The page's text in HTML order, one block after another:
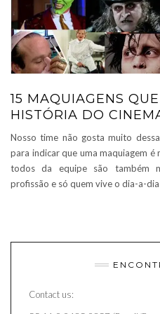
15 MAQUIAGENS
HISTÓRIA DO
Nosso time não gosta muito
para indicar que uma maquiagem
todos da equipe são também
profissão e só quem vive o dia-a-
Contact us: